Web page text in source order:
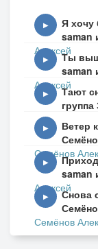
Смеётся
И
Я слышу,
Куда
Не знаю,
Не знаю,
Но я
В тиши
Один иду
Над
Иду, куда
▶
Я хочу
saman
Алексей
▶
Ты
saman
Алексей
▶
Тают
▶
Ветер
Семёнов
▶
saman
Алексей
▶
Снова
Семёнов